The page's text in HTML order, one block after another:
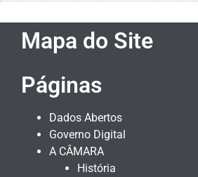
Mapa do Site
Páginas
Dados Abertos
Governo Digital
A CÂMARA
História